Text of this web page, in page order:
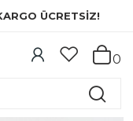
ÜCRETSİZ!
0